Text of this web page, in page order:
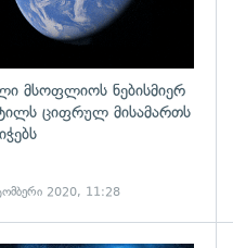
მსოფლიოს ნებისმიერ
ციფრულ მისამართს
2020, 11:28